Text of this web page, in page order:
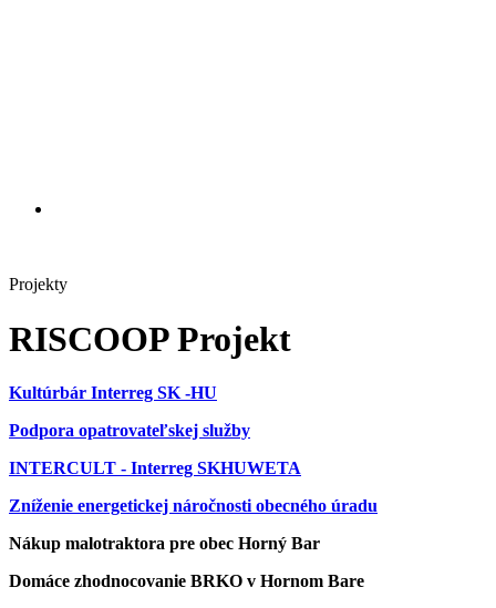
Projekty
RISCOOP Projekt
Kultúrbár Interreg SK -HU
Podpora opatrovateľskej služby
INTERCULT - Interreg SKHUWETA
Zníženie energetickej náročnosti obecného úradu
Nákup malotraktora pre obec Horný Bar
Domáce zhodnocovanie BRKO v Hornom Bare